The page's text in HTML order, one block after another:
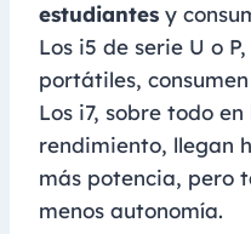
estudiantes y
Los i5 de serie U o
portátiles,
Los i7, sobre todo
rendimiento, llegan
más potencia, pero
menos autonomía.